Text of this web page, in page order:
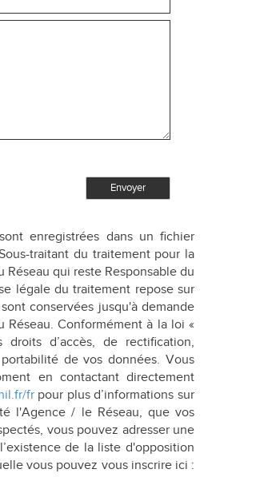
Envoyer
enregistrées dans un fichier
traitant du traitement pour la
qui reste Responsable du
légale du traitement repose sur
conservées jusqu'à demande
Conformément à la loi «
d’accès, de rectification,
de vos données. Vous
en contactant directement
frpour plus d’informations sur
l'Agence / le Réseau, que vos
vous pouvez adresser une
de la liste d'opposition
vous pouvez vous inscrire ici :